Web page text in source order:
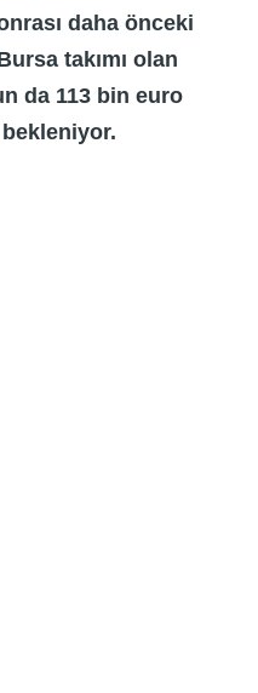
daha önceki
takımı olan
da 113 bin euro